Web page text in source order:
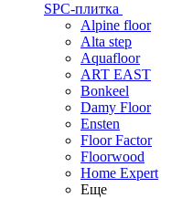
SPC-плитка
Alpine floor
Alta step
Aquafloor
ART EAST
Bonkeel
Damy Floor
Ensten
Floor Factor
Floorwood
Home Expert
Еще